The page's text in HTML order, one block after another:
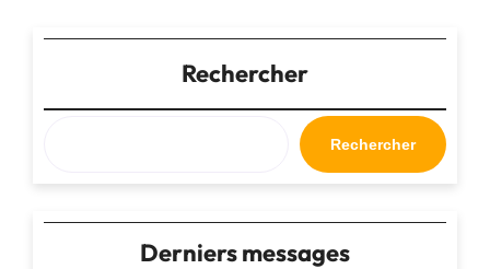
style
pour
aventures
en
plein
publications
Rechercher
Rechercher
Derniers messages